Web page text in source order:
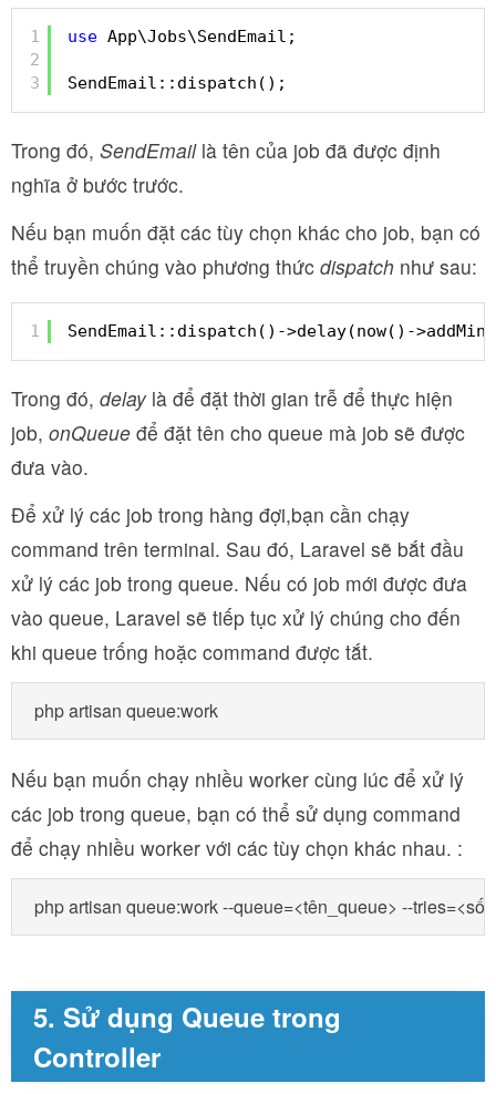
1
2
3
use App\Jobs\SendEmail;
SendEmail::dispatch();
Trong đó, SendEmaillà tên của job đã được định
nghĩa ở bước trước.
Nếu bạn muốn đặt các tùy chọn khác cho job, bạn có
thể truyền chúng vào phương thức dispatch như sau:
1 SendEmail::dispatch()->delay(now()-
Trong đó, delaylà để đặt thời gian trễ để thực hiện
job, onQueue để đặt tên cho queue mà job sẽ được
đưa vào.
Để xử lý các job trong hàng đợi,bạn cần chạy
command trên terminal. Sau đó, Laravel sẽ bắt đầu
xử lý các job trong queue. Nếu có job mới được đưa
vào queue, Laravel sẽ tiếp tục xử lý chúng cho đến
khi queue trống hoặc command được tắt.
php artisan queue:work
Nếu bạn muốn chạy nhiều worker cùng lúc để xử lý
các job trong queue, bạn có thể sử dụng command
để chạy nhiều worker với các tùy chọn khác nhau. :
php artisan queue:work --queue=<tên_queue> --
5. Sử dụng Queue trong
Controller